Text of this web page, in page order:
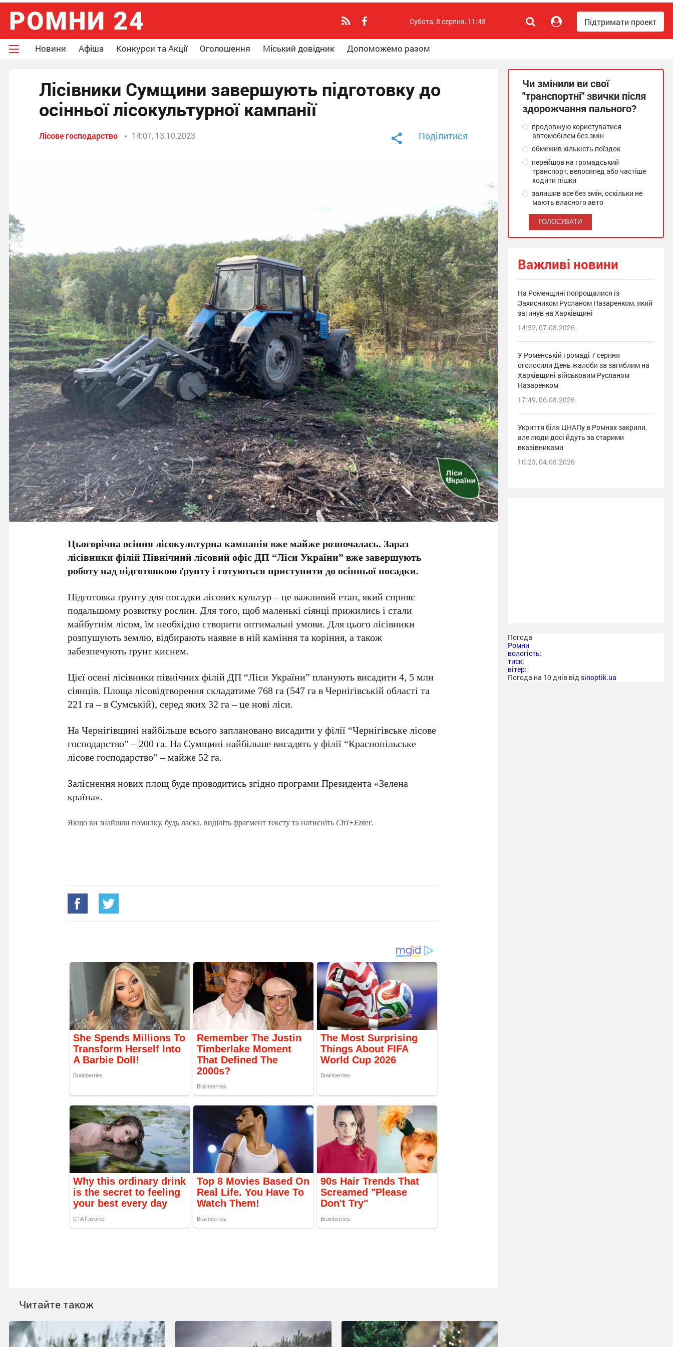
Підтримати проект
Субота, 8 серпня, 11:48
Новини Афіша Конкурси та Акції Оголошення Міський довідник Допоможемо разом
Лісівники Сумщини завершують підготовку до
осінньої лісокультурної кампанії
Лісове господарство 14:07, 13.10.2023 Поділитися
Цьогорічна осіння лісокультурна кампанія вже майже розпочалась. Зараз
лісівники філій Північний лісовий офіс ДП “Ліси України” вже завершують
роботу над підготовкою ґрунту і готуються приступити до осінньої посадки.
Підготовка ґрунту для посадки лісових культур – це важливий етап, який сприяє
подальшому розвитку рослин. Для того, щоб маленькі сіянці прижились і стали
майбутнім лісом, їм необхідно створити оптимальні умови. Для цього лісівники
розпушують землю, відбирають наявне в ній каміння та коріння, а також
забезпечують ґрунт киснем.
Цієї осені лісівники північних філій ДП “Ліси України” планують висадити 4, 5 млн
сіянців. Площа лісовідтворення складатиме 768 га (547 га в Чернігівській області та
221 га – в Сумській), серед яких 32 га – це нові ліси.
На Чернігівщині найбільше всього заплановано висадити у філії “Чернігівське лісове
господарство” – 200 га. На Сумщині найбільше висадять у філії “Краснопільське
лісове господарство” – майже 52 га.
Заліснення нових площ буде проводитись згідно програми Президента «Зелена
країна».
Якщо ви знайшли помилку, будь ласка, виділіть фрагмент тексту та натисніть Ctrl+Enter.
Читайте також
Чи змінили ви свої
"транспортні" звички після
здорожчання пального?
продовжую користуватися
автомобілем без змін
обмежив кількість поїздок
перейшов на громадський
транспорт, велосипед або частіше
ходити пішки
залишив все без змін, оскільки не
мають власного авто
Важливі новини
На Роменщині попрощалися із
Захисником Русланом Назаренком, який
загинув на Харківщині
14:52, 07.08.2026
У Роменській громаді 7 серпня
оголосили День жалоби за загиблим на
Харківщині військовим Русланом
Назаренком
17:49, 06.08.2026
Укриття біля ЦНАПу в Ромнах закрили,
але люди досі йдуть за старими
вказівниками
10:23, 04.08.2026
Погода
Ромни
вологість:
тиск:
вітер:
Погода на 10 днів від sinoptik.ua